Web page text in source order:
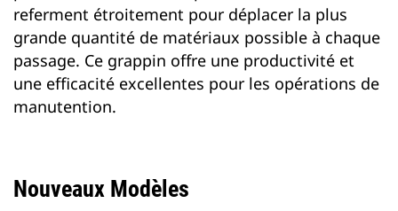
referment étroitement pour déplacer la plus
grande quantité de matériaux possible à chaque
passage. Ce grappin offre une productivité et
une efficacité excellentes pour les opérations de
manutention.
Nouveaux Modèles